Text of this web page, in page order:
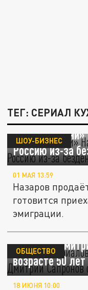
ТЕГ: СЕРИАЛ
Звезда
Россию из-за
ШОУ-БИЗНЕС
01 МАЯ 13:59
Назаров
готовится
эмиграции.
Актёр из
“Карпов”
возрасте 50 лет
ОБЩЕСТВО
18 ИЮНЯ 10:00